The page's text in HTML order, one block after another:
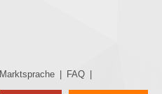
Marktsprache FAQ